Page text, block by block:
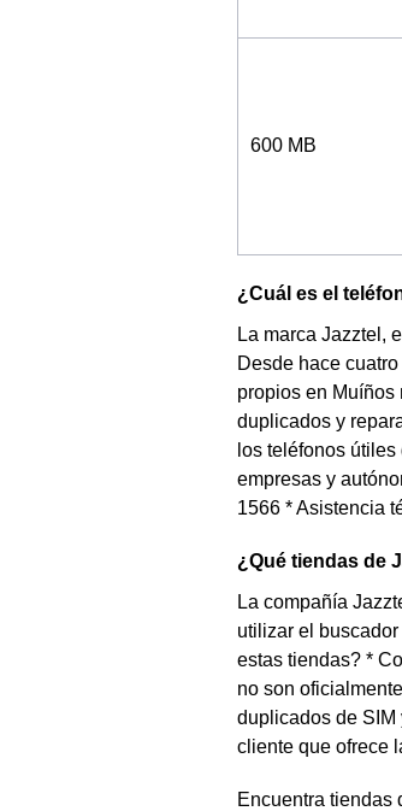
600 MB
¿Cuál es el
La marca Jazztel,
Desde hace
propios en Muíños
duplicados y
los teléfonos
empresas y
1566 * Asistencia
¿Qué tiendas de
La compañía
utilizar el
estas tiendas? *
no son
duplicados de SIM
cliente que ofrece
Encuentra tiendas